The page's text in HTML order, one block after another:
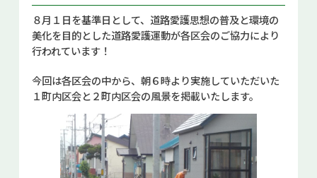
観光・イベント情報
あかいがわ広報
お問い合せ
Select Language▼
８月１日を基準日として、道路愛護思想の普及と環境の
美化を目的とした道路愛護運動が各区会のご協力により
行われています！
今回は各区会の中から、朝６時より実施していただいた
１町内区会と２町内区会の風景を掲載いたします。